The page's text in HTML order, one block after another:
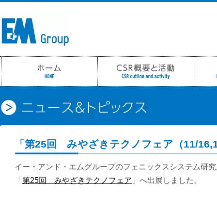
「第25回 みやざきテクノフェア（11/
イー・アンド・エムグループのフェニックスシステム研
「 第25回 みやざきテクノフェア 」へ出展しました。